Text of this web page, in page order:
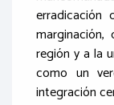
erradicación
región y a la
como un
integración